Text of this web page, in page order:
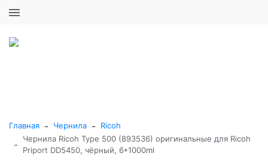
Главная - Чернила - Ricoh
-
Чернила Ricoh Type 500 (893536) оригинальные для Ricoh
Priport DD5450, чёрный, 6*1000ml